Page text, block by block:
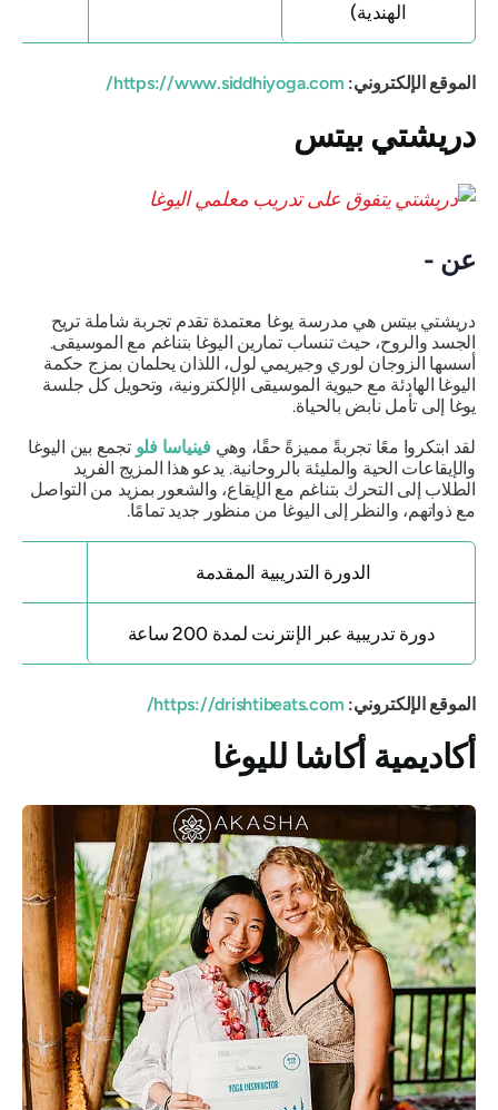
الهندية)
الموقع الإلكتروني: https://www.siddhiyoga.com/
دريشتي بيتس
عن -
دريشتي بيتس هي مدرسة يوغا معتمدة تقدم تجربة شاملة تريح
الجسد والروح، حيث تنساب تمارين اليوغا بتناغم مع الموسيقى.
أسسها الزوجان لوري وجيريمي لول، اللذان يحلمان بمزج حكمة
اليوغا الهادئة مع حيوية الموسيقى الإلكترونية، وتحويل كل جلسة
يوغا إلى تأمل نابض بالحياة.
لقد ابتكروا معًا تجربةً مميزةً حقًا، وهي فينياسا فلوتجمع بين اليوغا
والإيقاعات الحية والمليئة بالروحانية. يدعو هذا المزيج الفريد
الطلاب إلى التحرك بتناغم مع الإيقاع، والشعور بمزيد من التواصل
مع ذواتهم، والنظر إلى اليوغا من منظور جديد تمامًا.
الدورة التدريبية المقدمة
دورة تدريبية عبر الإنترنت لمدة 200 ساعة
الموقع الإلكتروني: https://drishtibeats.com/
أكاديمية أكاشا لليوغا